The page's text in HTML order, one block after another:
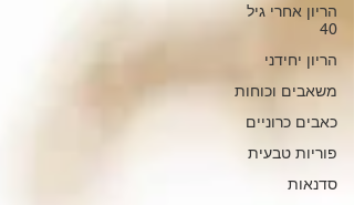
הריון אחרי גיל
40
הריון יחידני
משאבים וכוחות
כאבים כרוניים
פוריות טבעית
סדנאות